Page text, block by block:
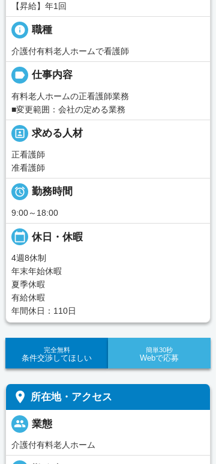
【昇給】年1回
info 職種
介護付有料老人ホームで看護師
label 仕事内容
有料老人ホームの正看護師業務
■変更範囲：会社の定める業務
portrait 求める人材
正看護師
准看護師
 勤務時間
9:00～18:00
calendar_today 休日・休暇
4週8休制
年末年始休暇
夏季休暇
有給休暇
年間休日：110日
完全無料
条件交渉してほしい
簡単30秒
Webで応募
place 所在地・アクセス
people 業態
介護付有料老人ホーム